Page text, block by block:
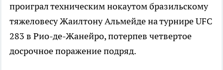
проиграл техническим нокаутом бразильскому
тяжеловесу Жаилтону Альмейде на турнире UFC
283 в Рио-де-Жанейро, потерпев четвертое
досрочное поражение подряд.